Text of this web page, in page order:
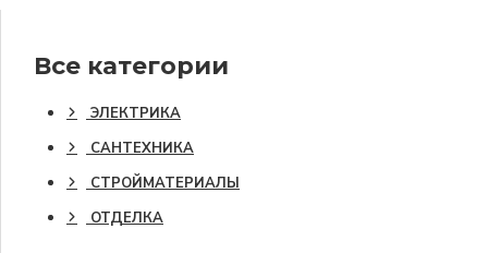
Все категории
ЭЛЕКТРИКА
САНТЕХНИКА
СТРОЙМАТЕРИАЛЫ
ОТДЕЛКА